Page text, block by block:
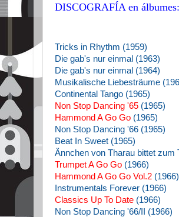
DISCOGRAFÍA en álbumes:
Tricks in Rhythm (1959)
Die gab's nur einmal (1963)
Die gab's nur einmal (1964)
Musikalische Liebesträume
Continental Tango (1965)
Non Stop Dancing '65 (1965)
Hammond A Go Go (1965)
Non Stop Dancing '66 (1965)
Beat In Sweet (1965)
Ännchen von Tharau bittet zum
Trumpet A Go Go (1966)
Hammond A Go Go Vol.2 (1966)
Instrumentals Forever (1966)
Classics Up To Date (1966)
Non Stop Dancing '66/II (1966)